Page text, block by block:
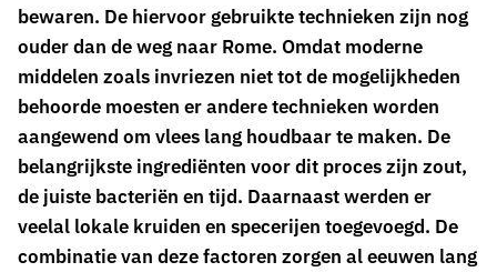
bewaren. De hiervoor gebruikte technieken zijn nog
ouder dan de weg naar Rome. Omdat moderne
middelen zoals invriezen niet tot de mogelijkheden
behoorde moesten er andere technieken worden
aangewend om vlees lang houdbaar te maken. De
belangrijkste ingrediënten voor dit proces zijn zout,
de juiste bacteriën en tijd. Daarnaast werden er
veelal lokale kruiden en specerijen toegevoegd. De
combinatie van deze factoren zorgen al eeuwen lang